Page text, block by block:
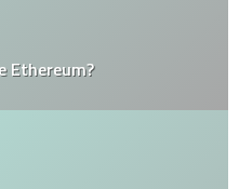
Ethereum?